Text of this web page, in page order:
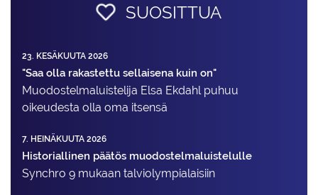
SUOSITTUA
23. KESÄKUUTA 2026
"Saa olla rakastettu sellaisena kuin on"
Muodostelma­luistelija Elsa Ekdahl puhuu
oikeudesta olla oma itsensä
7. HEINÄKUUTA 2026
Historiallinen päätös muodostelmaluistelulle
Synchro 9 mukaan talviolympialaisiin